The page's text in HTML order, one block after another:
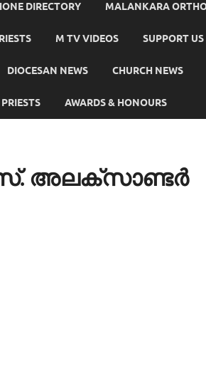
DIRECTORY MALANKARA
M TV VIDEOS SUPPORT US
DIOCESAN NEWS CHURCH NEWS
PRIESTS AWARDS & HONOURS
അലക്സാണ്ടര്‍